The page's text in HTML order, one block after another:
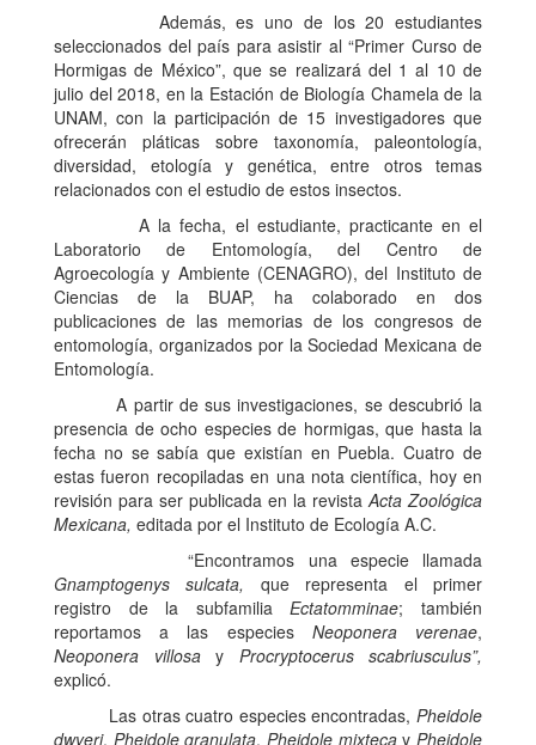
Además, es uno de los 20 estudiantes
seleccionados del país para asistir al “Primer Curso de
Hormigas de México”, que se realizará del 1 al 10 de
julio del 2018, en la Estación de Biología Chamela de la
UNAM, con la participación de 15 investigadores que
ofrecerán pláticas sobre taxonomía, paleontología,
diversidad, etología y genética, entre otros temas
relacionados con el estudio de estos insectos.
A la fecha, el estudiante, practicante en el
Laboratorio de Entomología, del Centro de
Agroecología y Ambiente (CENAGRO), del Instituto de
Ciencias de la BUAP, ha colaborado en dos
publicaciones de las memorias de los congresos de
entomología, organizados por la Sociedad Mexicana de
Entomología.
A partir de sus investigaciones, se descubrió la
presencia de ocho especies de hormigas, que hasta la
fecha no se sabía que existían en Puebla. Cuatro de
estas fueron recopiladas en una nota científica, hoy en
revisión para ser publicada en la revistaActa Zoológica
Mexicana, editada por el Instituto de Ecología A.C.
“Encontramos una especie llamada
Gnamptogenys sulcata, que representa el primer
registro de la subfamiliaEctatomminae; también
reportamos a las especies Neoponera verenae,
Neoponera villosay Procryptocerus scabriusculus”,
explicó.
Las otras cuatro especies encontradas, Pheidole
dwyeri, Pheidole granulata,Pheidole mixtecayPheidole